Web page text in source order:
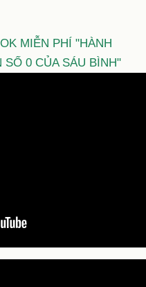
MIỄN PHÍ "HÀNH
0 CỦA SÁU BÌNH"